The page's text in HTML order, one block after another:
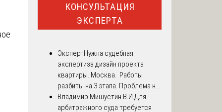
КОНСУЛЬТАЦИЯ
ЭКСПЕРТА
ЭкспертНужна судебная
экспертиза дизайн проекта
квартиры. Москва. Работы
разбиты на 3 этапа. Проблема н...
Владимир Мишустин В.И.Для
арбитражного суда требуется